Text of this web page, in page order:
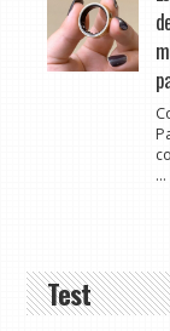
...
Test